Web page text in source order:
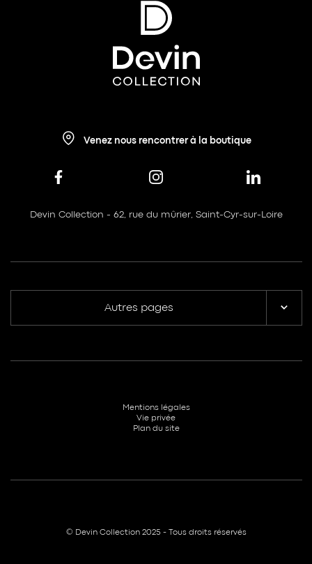
Venez nous rencontrer à la boutique
Devin Collection - 62, rue du mûrier, Saint-Cyr-sur-Loire
Autres pages
© Devin Collection 2025 - Tous droits réservés
Mentions légales
Vie privée
Plan du site